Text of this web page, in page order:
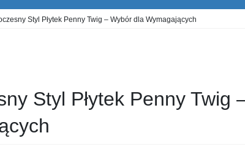
Styl Płytek Penny Twig – Wybór dla Wymagających
Styl Płytek Penny Twig